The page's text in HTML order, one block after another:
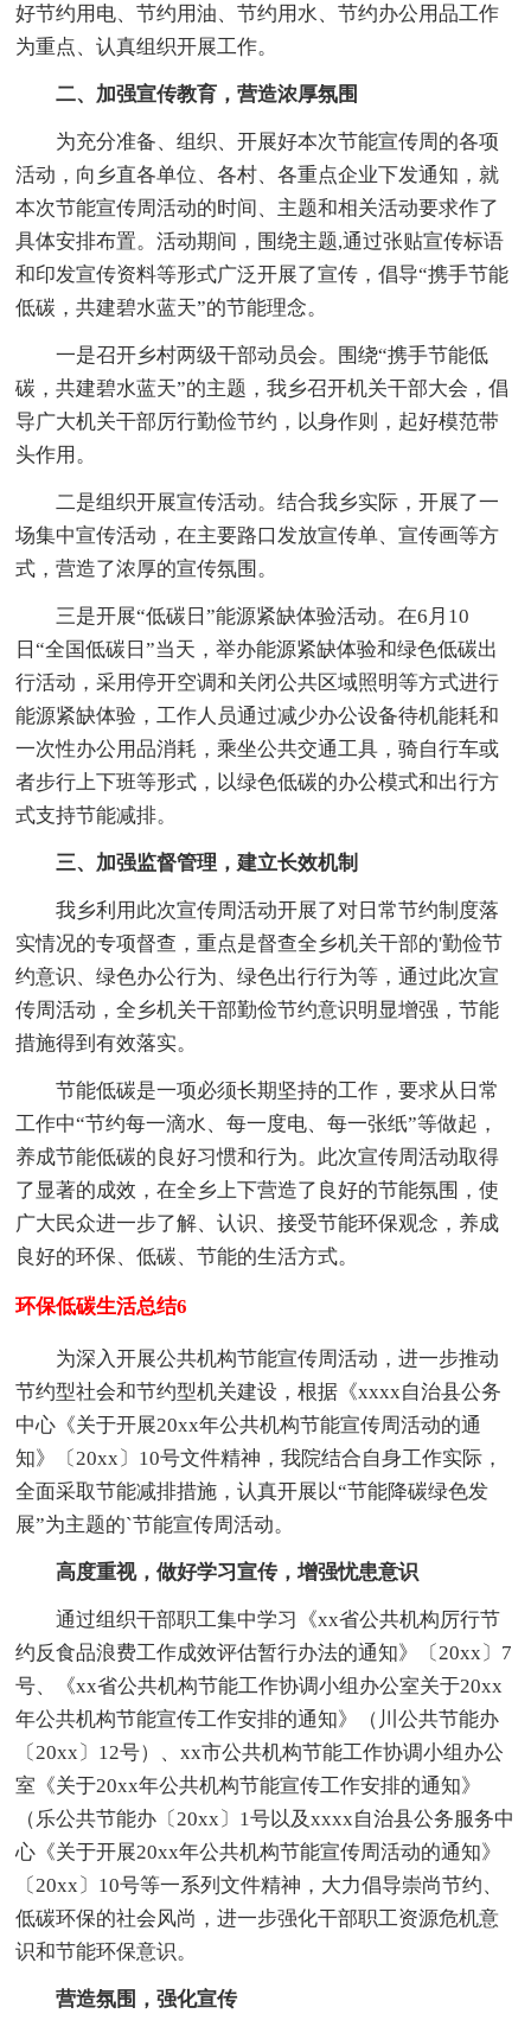
好节约用电、节约用油、节约用水、节约办公用品工作
为重点、认真组织开展工作。
二、加强宣传教育，营造浓厚氛围
为充分准备、组织、开展好本次节能宣传周的各项
活动，向乡直各单位、各村、各重点企业下发通知，就
本次节能宣传周活动的时间、主题和相关活动要求作了
具体安排布置。活动期间，围绕主题,通过张贴宣传标语
和印发宣传资料等形式广泛开展了宣传，倡导“携手节能
低碳，共建碧水蓝天”的节能理念。
一是召开乡村两级干部动员会。围绕“携手节能低
碳，共建碧水蓝天”的主题，我乡召开机关干部大会，倡
导广大机关干部厉行勤俭节约，以身作则，起好模范带
头作用。
二是组织开展宣传活动。结合我乡实际，开展了一
场集中宣传活动，在主要路口发放宣传单、宣传画等方
式，营造了浓厚的宣传氛围。
三是开展“低碳日”能源紧缺体验活动。在6月10
日“全国低碳日”当天，举办能源紧缺体验和绿色低碳出
行活动，采用停开空调和关闭公共区域照明等方式进行
能源紧缺体验，工作人员通过减少办公设备待机能耗和
一次性办公用品消耗，乘坐公共交通工具，骑自行车或
者步行上下班等形式，以绿色低碳的办公模式和出行方
式支持节能减排。
三、加强监督管理，建立长效机制
我乡利用此次宣传周活动开展了对日常节约制度落
实情况的专项督查，重点是督查全乡机关干部的'勤俭节
约意识、绿色办公行为、绿色出行行为等，通过此次宣
传周活动，全乡机关干部勤俭节约意识明显增强，节能
措施得到有效落实。
节能低碳是一项必须长期坚持的工作，要求从日常
工作中“节约每一滴水、每一度电、每一张纸”等做起，
养成节能低碳的良好习惯和行为。此次宣传周活动取得
了显著的成效，在全乡上下营造了良好的节能氛围，使
广大民众进一步了解、认识、接受节能环保观念，养成
良好的环保、低碳、节能的生活方式。
环保低碳生活总结6
为深入开展公共机构节能宣传周活动，进一步推动
节约型社会和节约型机关建设，根据《xxxx自治县公务
中心《关于开展20xx年公共机构节能宣传周活动的通
知》〔20xx〕10号文件精神，我院结合自身工作实际，
全面采取节能减排措施，认真开展以“节能降碳绿色发
展”为主题的`节能宣传周活动。
高度重视，做好学习宣传，增强忧患意识
通过组织干部职工集中学习《xx省公共机构厉行节
约反食品浪费工作成效评估暂行办法的通知》〔20xx〕7
号、《xx省公共机构节能工作协调小组办公室关于20xx
年公共机构节能宣传工作安排的通知》（川公共节能办
〔20xx〕12号）、xx市公共机构节能工作协调小组办公
室《关于20xx年公共机构节能宣传工作安排的通知》
（乐公共节能办〔20xx〕1号以及xxxx自治县公务服务中
心《关于开展20xx年公共机构节能宣传周活动的通知》
〔20xx〕10号等一系列文件精神，大力倡导崇尚节约、
低碳环保的社会风尚，进一步强化干部职工资源危机意
识和节能环保意识。
营造氛围，强化宣传